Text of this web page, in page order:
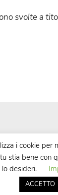
svolte a
|
i cookie per
stia bene con
lo desideri.
ACCETTO